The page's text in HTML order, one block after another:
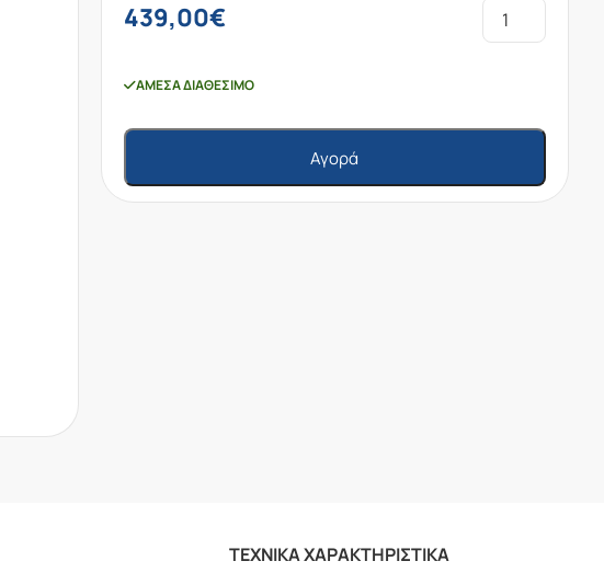
439,00€
ΆΜΕΣΑ ΔΙΑΘΈΣΙΜΟ
Αγορά
ΤΕΧΝΙΚΑ ΧΑΡΑΚΤΗΡΙΣΤΙΚΑ